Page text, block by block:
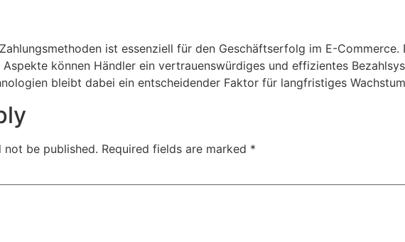
ist essenziell für den Geschäftserfolg im E-
können Händler ein vertrauenswürdiges und effizientes
bleibt dabei ein entscheidender Faktor für langfristiges
not be published. Required fields are marked *